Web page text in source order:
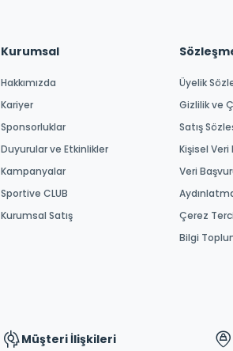
Kurumsal
Hakkımızda
Kariyer
Sponsorluklar
Duyurular ve Etkinlikler
Kampanyalar
Sportive CLUB
Kurumsal Satış
Üyelik
Gizlilik ve
Satış
Kişisel Veri
Veri
Çerez
Bilgi
Müşteri İlişkileri